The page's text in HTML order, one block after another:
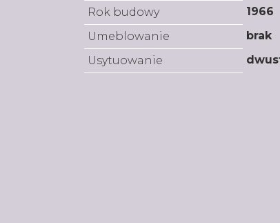
Rok budowy
1966
Umeblowanie
brak
Usytuowanie